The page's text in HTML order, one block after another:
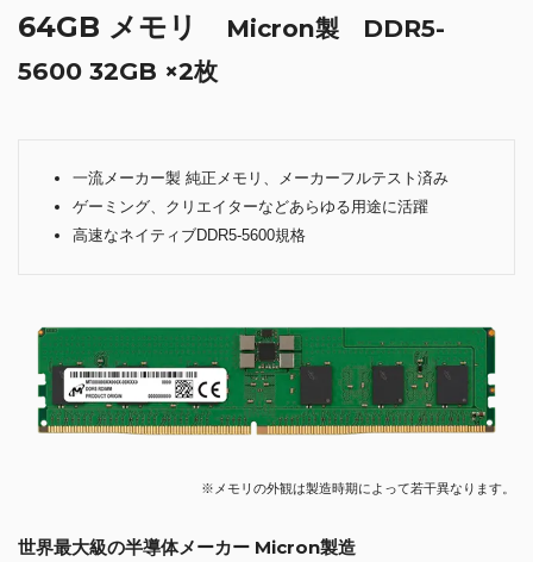
64GB メモリ
Micron製 DDR5-
5600 32GB ×2枚
一流メーカー製 純正メモリ、メーカーフルテスト済み
ゲーミング、クリエイターなどあらゆる用途に活躍
高速なネイティブDDR5-5600規格
※メモリの外観は製造時期によって若干異なります。
世界最大級の半導体メーカー Micron製造